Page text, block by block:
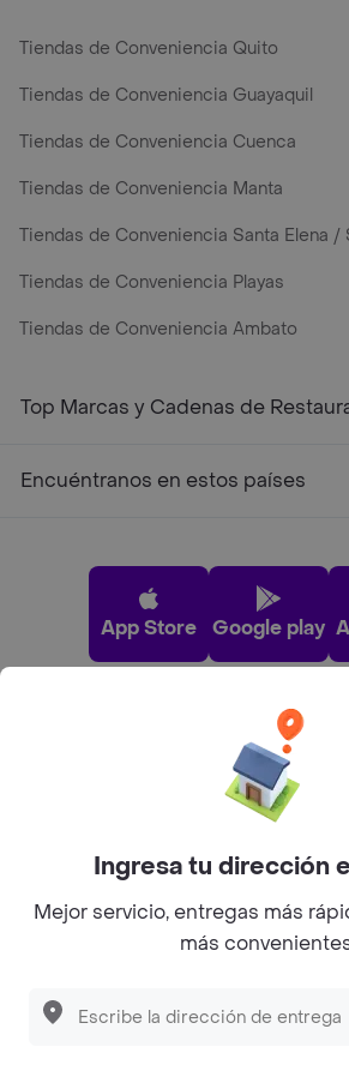
Descubre las PROMOCIONES
Tiendas de Conveniencia Quito
Tiendas de Conveniencia Guayaquil
Tiendas de Conveniencia Cuenca
Tiendas de Conveniencia Manta
Tiendas de Conveniencia Santa Elena
Tiendas de Conveniencia Playas
Tiendas de Conveniencia Ambato
Top Marcas y Cadenas de
Encuéntranos en estos países
App Store Google play
Pide tu comida favorita cerca de ti
Ingresa tu dirección
Mejor servicio, entregas más
más